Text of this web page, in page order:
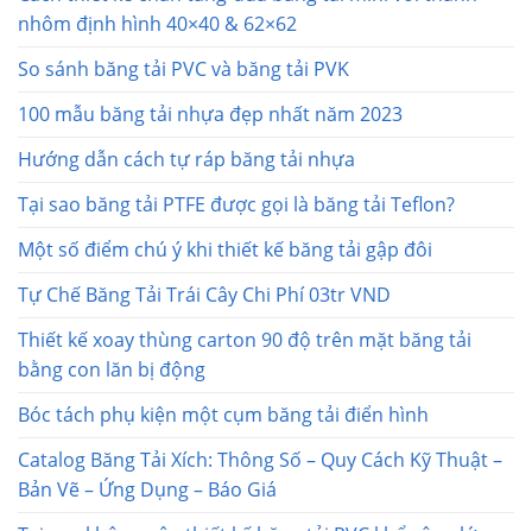
nhôm định hình 40×40 & 62×62
So sánh băng tải PVC và băng tải PVK
100 mẫu băng tải nhựa đẹp nhất năm 2023
Hướng dẫn cách tự ráp băng tải nhựa
Tại sao băng tải PTFE được gọi là băng tải Teflon?
Một số điểm chú ý khi thiết kế băng tải gập đôi
Tự Chế Băng Tải Trái Cây Chi Phí 03tr VND
Thiết kế xoay thùng carton 90 độ trên mặt băng tải
bằng con lăn bị động
Bóc tách phụ kiện một cụm băng tải điển hình
Catalog Băng Tải Xích: Thông Số – Quy Cách Kỹ Thuật –
Bản Vẽ – Ứng Dụng – Báo Giá